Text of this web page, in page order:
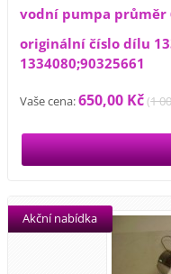
vodní pumpa
originální číslo dílu
1334080;90325661
Vaše cena:650,00 Kč(1
Akční nabídka